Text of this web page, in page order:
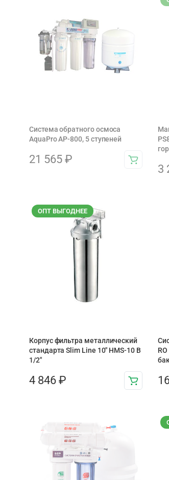
Система обратного осмоса
AquaPro AP-800, 5 ступеней
21 565 ₽
3
ОПТ ВЫГОДНЕЕ
Корпус фильтра металлический
стандарта Slim Line 10″ HMS-10 B
1/2″
4 846 ₽